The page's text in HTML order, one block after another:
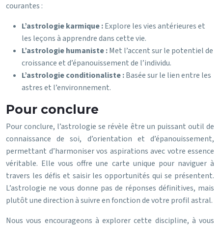
courantes :
L’astrologie karmique :Explore les vies antérieures et
les leçons à apprendre dans cette vie.
L’astrologie humaniste :Met l’accent sur le potentiel de
croissance et d’épanouissement de l’individu.
L’astrologie conditionaliste :Basée sur le lien entre les
astres et l’environnement.
Pour conclure
Pour conclure, l’astrologie se révèle être un puissant outil de
connaissance de soi, d’orientation et d’épanouissement,
permettant d’harmoniser vos aspirations avec votre essence
véritable. Elle vous offre une carte unique pour naviguer à
travers les défis et saisir les opportunités qui se présentent.
L’astrologie ne vous donne pas de réponses définitives, mais
plutôt une direction à suivre en fonction de votre profil astral.
Nous vous encourageons à explorer cette discipline, à vous